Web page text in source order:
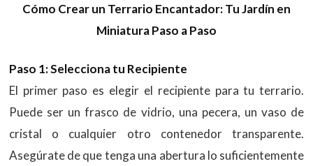
Cómo Crear un Terrario Encantador: Tu Jardín en
Miniatura Paso a Paso
Paso 1: Selecciona tu Recipiente
El primer paso es elegir el recipiente para tu terrario.
Puede ser un frasco de vidrio, una pecera, un vaso de
cristal o cualquier otro contenedor transparente.
Asegúrate de que tenga una abertura lo suficientemente